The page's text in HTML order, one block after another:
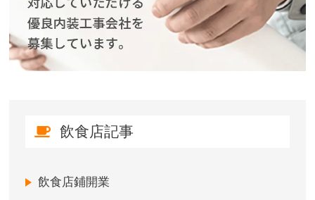
飲食店記事
飲食店鋪開業